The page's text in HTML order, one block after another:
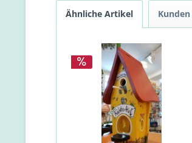
Ähnliche Artikel